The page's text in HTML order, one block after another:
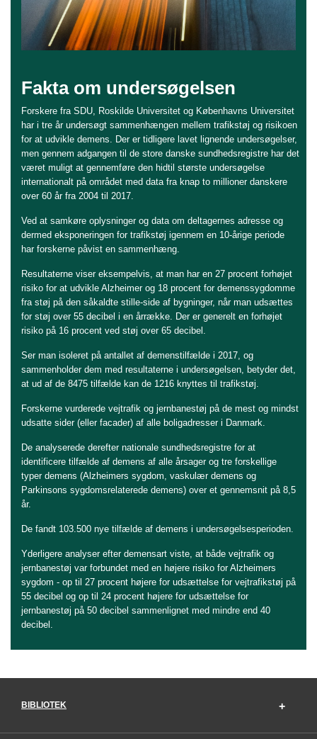
Fakta om undersøgelsen
Forskere fra SDU, Roskilde Universitet og Københavns Universitet
har i tre år undersøgt sammenhængen mellem trafikstøj og risikoen
for at udvikle demens. Der er tidligere lavet lignende undersøgelser,
men gennem adgangen til de store danske sundhedsregistre har det
været muligt at gennemføre den hidtil største undersøgelse
internationalt på området med data fra knap to millioner danskere
over 60 år fra 2004 til 2017.
Ved at samkøre oplysninger og data om deltagernes adresse og
dermed eksponeringen for trafikstøj igennem en 10-årige periode
har forskerne påvist en sammenhæng.
Resultaterne viser eksempelvis, at man har en 27 procent forhøjet
risiko for at udvikle Alzheimer og 18 procent for demenssygdomme
fra støj på den såkaldte stille-side af bygninger, når man udsættes
for støj over 55 decibel i en årrække. Der er generelt en forhøjet
risiko på 16 procent ved støj over 65 decibel.
Ser man isoleret på antallet af demenstilfælde i 2017, og
sammenholder dem med resultaterne i undersøgelsen, betyder det,
at ud af de 8475 tilfælde kan de 1216 knyttes til trafikstøj.
Forskerne vurderede vejtrafik og jernbanestøj på de mest og mindst
udsatte sider (eller facader) af alle boligadresser i Danmark.
De analyserede derefter nationale sundhedsregistre for at
identificere tilfælde af demens af alle årsager og tre forskellige
typer demens (Alzheimers sygdom, vaskulær demens og
Parkinsons sygdomsrelaterede demens) over et gennemsnit på 8,5
år.
De fandt 103.500 nye tilfælde af demens i undersøgelsesperioden.
Yderligere analyser efter demensart viste, at både vejtrafik og
jernbanestøj var forbundet med en højere risiko for Alzheimers
sygdom - op til 27 procent højere for udsættelse for vejtrafikstøj på
55 decibel og op til 24 procent højere for udsættelse for
jernbanestøj på 50 decibel sammenlignet med mindre end 40
decibel.
BIBLIOTEK